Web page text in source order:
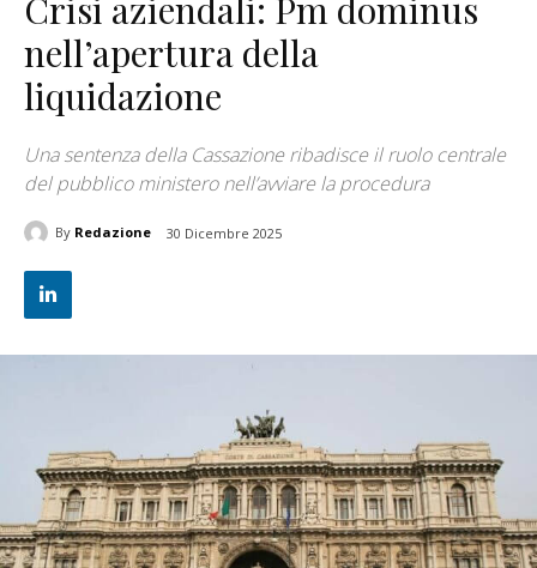
nell’apertura della
liquidazione
Una sentenza della Cassazione ribadisce il ruolo centrale
del pubblico ministero nell’avviare la procedura
By Redazione 30 Dicembre 2025